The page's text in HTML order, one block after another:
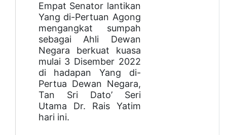
Empat Senator lantikan
Yang di-Pertuan Agong
mengangkat sumpah
sebagai Ahli Dewan
Negara berkuat kuasa
mulai 3 Disember 2022
di hadapan Yang di-
Pertua Dewan Negara,
Tan Sri Dato’ Seri
Utama Dr. Rais Yatim
hari ini.